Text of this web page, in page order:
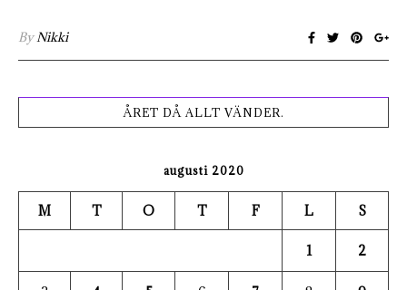
ByNikki
ÅRET DÅ ALLT VÄNDER.
augusti 2020
M T O T F L S
1 2